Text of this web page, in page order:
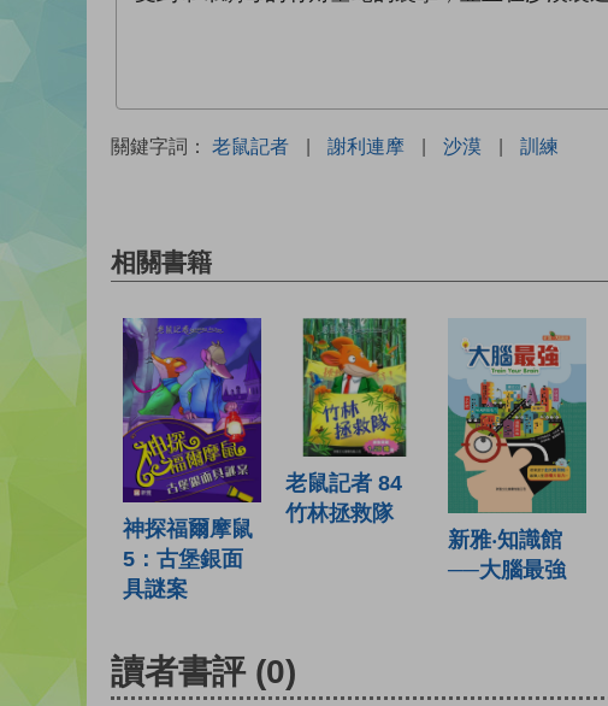
關鍵字詞： 老鼠記者 | 謝利連摩 | 沙漠 | 訓練
相關書籍
神探福爾摩鼠
5：古堡銀面
具謎案
老鼠記者 84
竹林拯救隊
新雅‧知識館
──大腦最強
讀者書評 (0)